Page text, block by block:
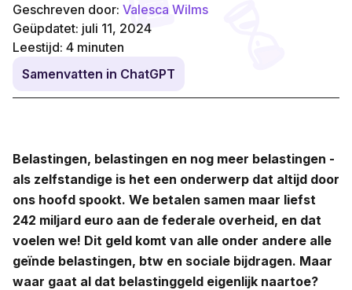
Geschreven door: Valesca Wilms
Geüpdatet: juli 11, 2024
Leestijd: 4 minuten
Samenvatten in ChatGPT
Belastingen, belastingen en nog meer belastingen -
als zelfstandige is het een onderwerp dat altijd door
ons hoofd spookt. We betalen samen maar liefst
242 miljard euro aan de federale overheid, en dat
voelen we! Dit geld komt van alle onder andere alle
geïnde belastingen, btw en sociale bijdragen. Maar
waar gaat al dat belastinggeld eigenlijk naartoe?